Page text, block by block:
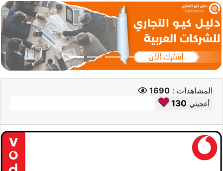
المشاهدات : 1690
130 أعجبني